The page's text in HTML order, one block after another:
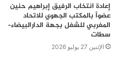
إعادة انتخاب الرفيق إبراهيم حنين
عضواً بالمكتب الجهوي للاتحاد
المغربي للشغل بجهة الدارالبيضاء–
سطات
الإثنين 27 يوليو 2026